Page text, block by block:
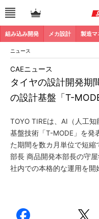
組み込み開発 メカ設計 製造マ
ニュース
タイヤの設計開発期
の設計基盤「T-
CAEニュース
TOYO TIREは、AI（人工
基盤技術「T-MODE」を発
た期間を数カ月単位で短
部長 商品開発本部長の守
社内での本格的な運用を開